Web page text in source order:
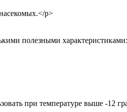
p>
полезными
при температуре выше -12